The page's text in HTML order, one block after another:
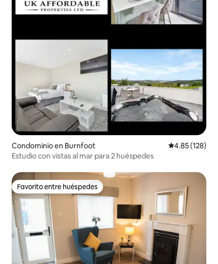
Condominio en Burnfoot Calificación
4.85 (128)
Estudio con vistas al mar para 2 huéspedes
Favorito entre huéspedes
Favorito entre huéspedes